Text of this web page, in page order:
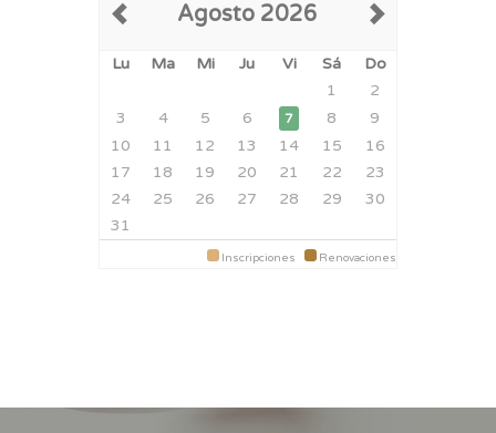
Agosto 2026
Lu Ma Mi Ju Vi Sá
Do
1
2
3
4 5 6 7 8
9
10
11 12 13 14 15
16
17
18 19 20 21 22
23
24
25 26 27 28 29
30
31
Inscripciones Renovaciones